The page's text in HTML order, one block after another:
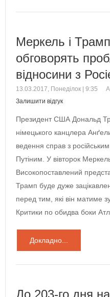
Меркель і
обговорять
відносини з
13.03.2017, Понеділок | 9:35
Залишити відгук
Президент США Дональд
німецького канцлера
ведення справ з
Путіним. У вівторок Меркель
Високопоставлений
Трамп буде дуже
перед тим, які він матиме
Критики по обидва боки
Докладно...
До 203-го дня